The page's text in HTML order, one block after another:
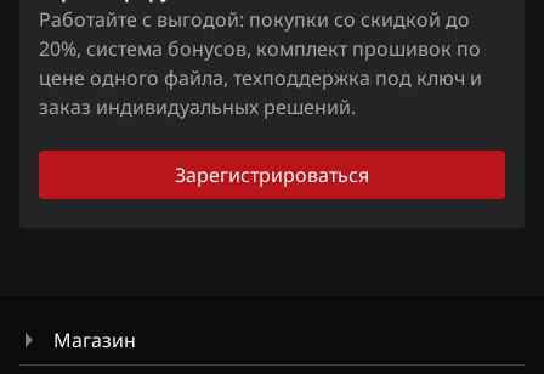
Chrysler
Citroen
Dacia
Daewoo
Dodge
М75
М86 CNG
М86 ПО ВАЗ
М86 ПО Итэлма
Granta, Datsun 11186 1411020-08
Granta, Datsun 11186 1411020-22
Granta, Datsun 11186 1411020-23
Granta, Datsun 11186 1411020-43
Granta, Datsun 11186 1411020-46
Granta, Datsun 11186 1411020-49
Работайте с выгодой: покупки со скидкой до
20%, система бонусов, комплект прошивок по
цене одного файла, техподдержка под ключ и
заказ индивидуальных решений.
Зарегистрироваться
Магазин